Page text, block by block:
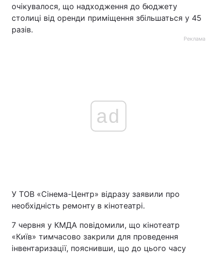
очікувалося, що надходження до бюджету
столиці від оренди приміщення збільшаться у 45
разів.
Реклама
ad
У ТОВ «Сінема-Центр» відразу заявили про
необхідність ремонту в кінотеатрі.
7 червня у КМДА повідомили, що кінотеатр
«Київ» тимчасово закрили для проведення
інвентаризації, пояснивши, що до цього часу